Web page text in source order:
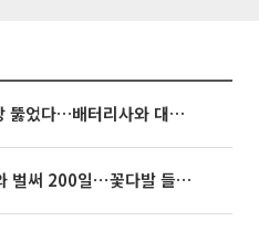
포스코퓨처엠, LFP 시장 뚫었다…배터리사와 대규모 장기 공급 합의
아옳이, 한의사 김형배와 벌써 200일⋯꽃다발 들고 "프러포즈 아냐"